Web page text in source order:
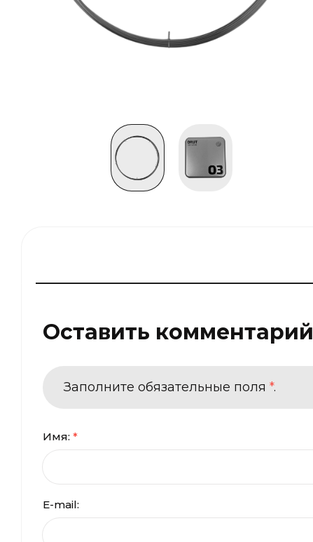
Оставить комментарий
Заполните обязательные поля *.
Имя: *
E-mail: